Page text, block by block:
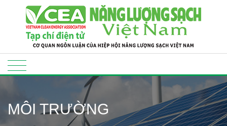
MÔI TRƯỜNG